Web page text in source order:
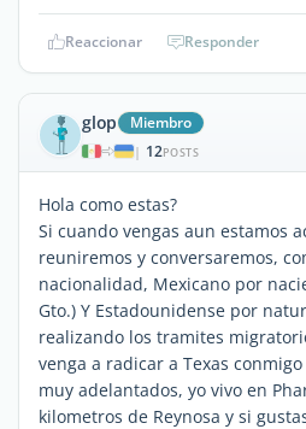
Reaccionar Responder
glop Miembro
| 12POSTS
Hola como estas?
Si cuando vengas aun estamos
reuniremos y conversaremos,
nacionalidad, Mexicano por
Gto.) Y Estadounidense por
realizando los tramites
venga a radicar a Texas
muy adelantados, yo vivo en
kilometros de Reynosa y si